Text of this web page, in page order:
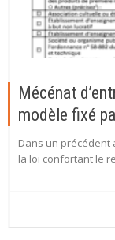
Mécénat
modèle fixé
Dans un précédent
la loi confortant le